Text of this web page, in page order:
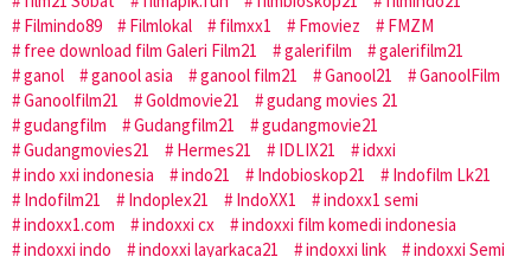
Filmindo89
Filmlokal filmxx1 Fmoviez
FMZM
free download film Galeri Film21
galerifilm
galerifilm21
ganol
ganool asia ganool film21 Ganool21
GanoolFilm
Ganoolfilm21
Goldmovie21
gudang movies 21
gudangfilm
Gudangfilm21
gudangmovie21
Gudangmovies21
Hermes21 IDLIX21
idxxi
indo xxi indonesia
indo21 Indobioskop21
Indofilm Lk21
Indofilm21
Indoplex21 IndoXX1
indoxx1 semi
indoxx1.com
indoxxi cx
indoxxi film komedi indonesia
indoxxi indo
indoxxi layarkaca21 indoxxi link
indoxxi Semi